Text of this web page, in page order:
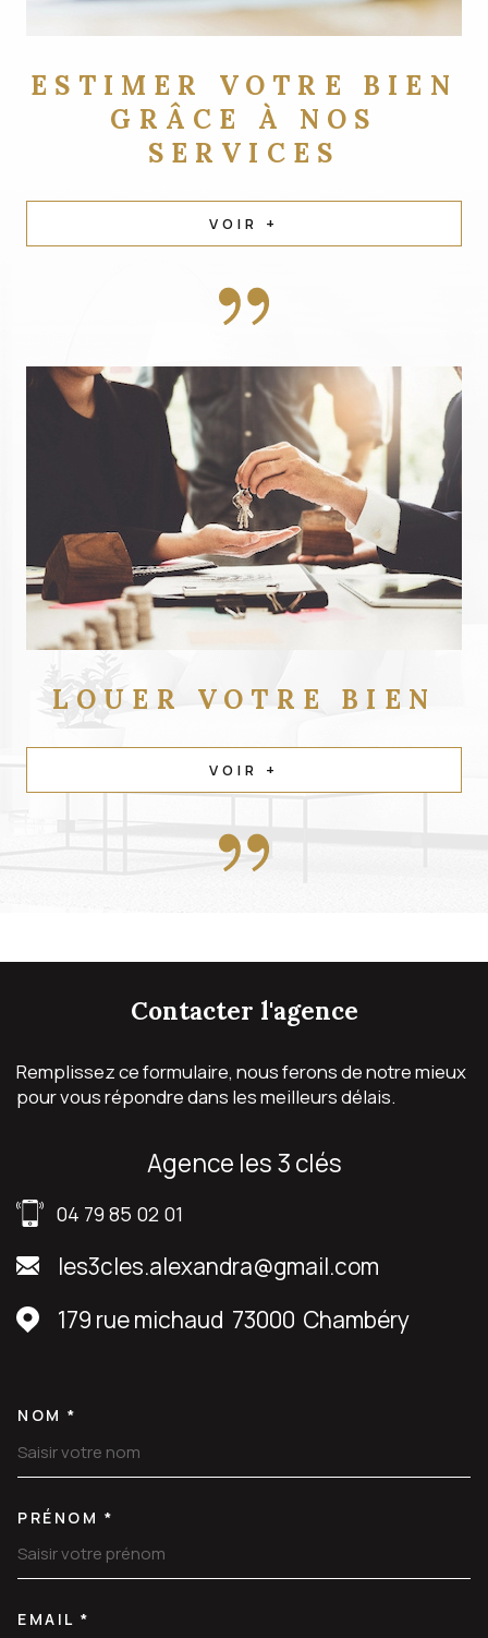
ESTIMER VOTRE BIEN
GRÂCE À NOS
SERVICES
VOIR +
LOUER VOTRE BIEN
VOIR +
contacter l'agence
Remplissez ce formulaire, nous ferons de notre mieux
pour vous répondre dans les meilleurs délais.
agence les 3 clés
04 79 85 02 01
les3cles.alexandra@gmail.com
179 rue michaud 73000 Chambéry
NOM *
PRÉNOM *
EMAIL *